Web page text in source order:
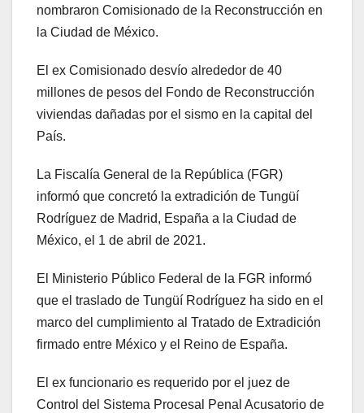
nombraron Comisionado de la Reconstrucción en
la Ciudad de México.
El ex Comisionado desvío alrededor de 40
millones de pesos del Fondo de Reconstrucción
viviendas dañadas por el sismo en la capital del
País.
La Fiscalía General de la República (FGR)
informó que concretó la extradición de Tungüí
Rodríguez de Madrid, España a la Ciudad de
México, el 1 de abril de 2021.
El Ministerio Público Federal de la FGR informó
que el traslado de Tungüí Rodríguez ha sido en el
marco del cumplimiento al Tratado de Extradición
firmado entre México y el Reino de España.
El ex funcionario es requerido por el juez de
Control del Sistema Procesal Penal Acusatorio de